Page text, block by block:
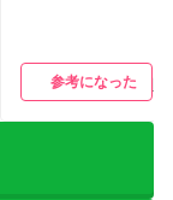
参考になった